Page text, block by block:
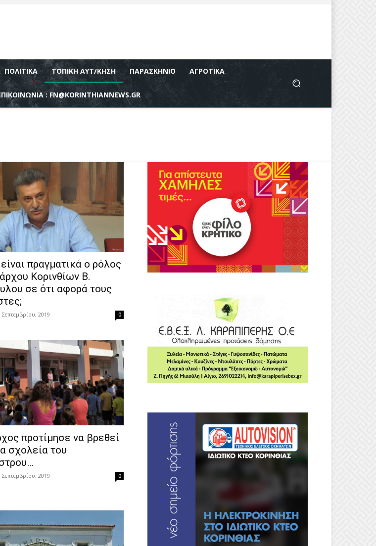
ΠΟΛΙΤΙΚΆ ΤΟΠΙΚΉ ΑΥΤ/ΚΗΣΗ ΠΑΡΑΣΚΉΝΙΟ ΑΓΡΟΤΙΚΆ
: FN@KORINTHIANNEWS.GR
πραγματικά ο ρόλος
Κορινθίων Β.
σε ότι αφορά τους
Σεπτεμβρίου, 2019 0
προτίμησε να βρεθεί
σχολεία του
Σεπτεμβρίου, 2019 0